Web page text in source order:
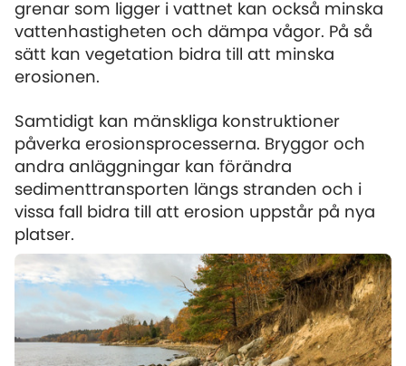
grenar som ligger i vattnet kan också minska
vattenhastigheten och dämpa vågor. På så
sätt kan vegetation bidra till att minska
erosionen.
Samtidigt kan mänskliga konstruktioner
påverka erosionsprocesserna. Bryggor och
andra anläggningar kan förändra
sedimenttransporten längs stranden och i
vissa fall bidra till att erosion uppstår på nya
platser.